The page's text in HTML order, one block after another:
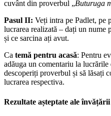
cuvânt din proverbul „Buturuga
Pasul II: Veți intra pe Padlet, pe
lucrarea realizată – dați un nume
și ce sarcina ați avut.
Ca temă pentru acasă: Pentru
adăuga un comentariu la
descoperiți proverbul și să lăsați
lucrarea respectiva.
Rezultate așteptate ale